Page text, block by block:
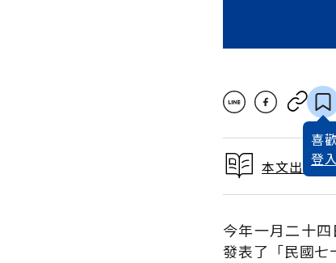
喜
登入
本文出自
今年一月二十
發表了「民國七